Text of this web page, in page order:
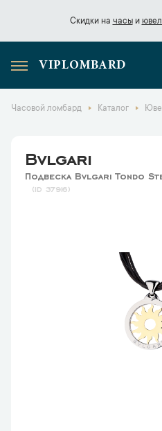
Скидки на часыи
Скидки начасы
VIPLOMBARD
Часовой ломбард Каталог
Bvlgari
Подвеска Bvlgari Tondo
37916